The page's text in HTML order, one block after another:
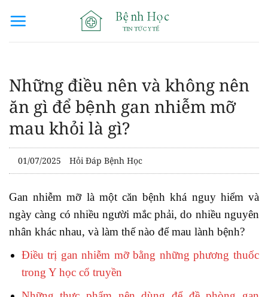
qua
Những điều nên và không nên
ăn gì để bệnh gan nhiễm mỡ
mau khỏi là gì?
01/07/2025 Hỏi Đáp Bệnh Học
Gan nhiễm mỡ là một căn bệnh khá nguy hiểm và
ngày càng có nhiều người mắc phải, do nhiều nguyên
nhân khác nhau, và làm thế nào để mau lành bệnh?
Điều trị gan nhiễm mỡ bằng những phương thuốc
trong Y học cổ truyền